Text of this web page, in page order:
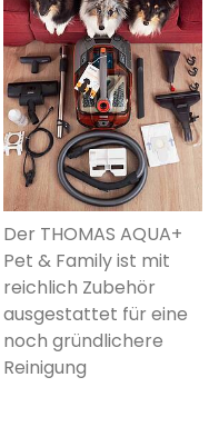
Der THOMAS AQUA+
Pet & Family ist mit
reichlich Zubehör
ausgestattet für eine
noch gründlichere
Reinigung